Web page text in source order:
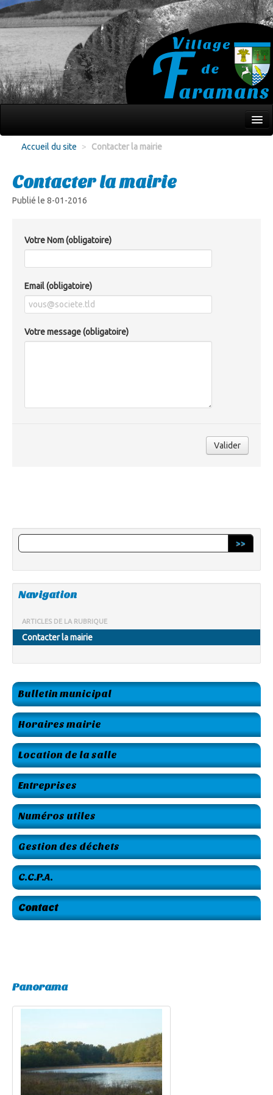
Culture Loisirs
Environnement
Accueil du site > Contacter la mairie
Contacter la mairie
Publié le 8-01-2016
Votre Nom(obligatoire)
Email(obligatoire)
Votre message(obligatoire)
Valider
>>
Navigation
ARTICLES DE LA RUBRIQUE
Contacter la mairie
Bulletin municipal
Horaires mairie
Location de la salle
Entreprises
Numéros utiles
Gestion des déchets
C.C.P.A.
Contact
Panorama